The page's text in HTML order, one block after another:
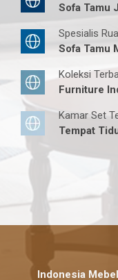
Sofa Tamu
Spesialis
Sofa Tamu
Koleksi
Furniture
Kamar Set
Tempat
Indonesia